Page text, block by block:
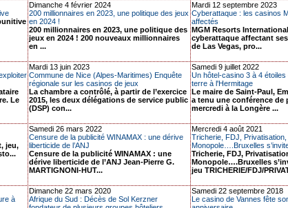
Dimanche 4 février 2024
200 millionnaires en 2023, une politique des jeux
en 2024 !
200 millionnaires en 2023, une politique des
jeux en 2024 ! 200 nouveaux millionnaires
en ...
Mardi 12 septembre 2023
Cyberattaque : les casinos
affectés
MGM Resorts
cyberattaque affectant
de Las Vegas, pro...
Le
Mardi 13 juin 2023
Commune de Nice (Alpes-Maritimes) Enquête
régionale sur les casinos de jeux
La chambre a contrôlé, à partir de l’exercice
2015, les deux délégations de service public
(DSP) con...
Samedi 9 juillet 2022
Un hôtel-casino 3 à 4
terre à l'Hermitage
Le maire de Saint-Paul,
a tenu une conférence de
mercredi à la Longère ...
jeu,
Samedi 26 mars 2022
Censure de la publicité WINAMAX : une dérive
liberticide de l’ANJ
Censure de la publicité WINAMAX : une
dérive liberticide de l’ANJ Jean-Pierre G.
MARTIGNONI-HUT...
Mercredi 4 août 2021
Tricherie, FDJ, Privatisation,
Monopole….Bruxelles
Tricherie, FDJ,
Monopole….Bruxelles
jeu TRICHERIE/FDJ/
à
Dimanche 22 mars 2020
Afrique du Sud : Décès de Sol Kerzner
Samedi 22 septembre 2018
Le casino de Vannes fête